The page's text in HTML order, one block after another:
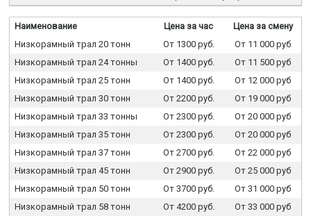
Наименование Цена за час
Цена за смену
Низкорамный трал 20 тонн
От 1300 руб.
От 11 000 руб
Низкорамный трал 24 тонны
От 1400 руб.
От 11 500 руб
Низкорамный трал 25 тонн
От 1400 руб.
От 12 000 руб
Низкорамный трал 30 тонн
От 2200 руб.
От 19 000 руб
Низкорамный трал 33 тонны
От 2300 руб.
От 20 000 руб
Низкорамный трал 35 тонн
От 2300 руб.
От 20 000 руб
Низкорамный трал 37 тонн
От 2700 руб.
От 22 000 руб
Низкорамный трал 45 тонн
От 2900 руб.
От 25 000 руб
Низкорамный трал 50 тонн
От 3700 руб.
От 31 000 руб
Низкорамный трал 58 тонн
От 4200 руб.
От 33 000 руб